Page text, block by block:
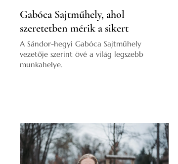
Gabóca Sajtműhely, ahol
szeretetben mérik a sikert
A Sándor-hegyi Gabóca Sajtműhely
vezetője szerint övé a világ legszebb
munkahelye.